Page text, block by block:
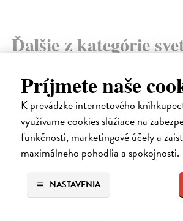
Príjmete naše
K prevádzke internetového
využívame cookies slúžiace na
funkčnosti, marketingové účely a
maximálneho pohodlia a spokojnosti.
NASTAVENIA
Ďalšie z kategórie